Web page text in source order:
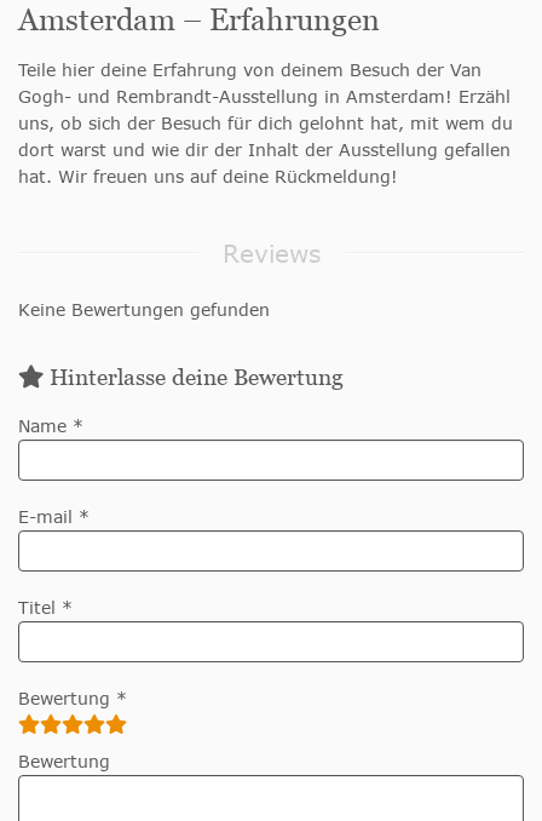
Amsterdam – Erfahrungen
Teile hier deine Erfahrung von deinem Besuch der Van
Gogh- und Rembrandt-Ausstellung in Amsterdam! Erzähl
uns, ob sich der Besuch für dich gelohnt hat, mit wem du
dort warst und wie dir der Inhalt der Ausstellung gefallen
hat. Wir freuen uns auf deine Rückmeldung!
Reviews
Keine Bewertungen gefunden
Hinterlasse deine Bewertung
Name *
E-mail *
Titel *
Bewertung *
Bewertung